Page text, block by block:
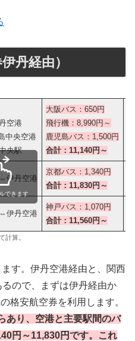
丹経由）
空港
中央空港
央駅
大阪バス：650円
飛行機：8,990円～
鹿児島バス：1,500円
合計：11,140円～
伊丹空港
京都バス： 1,340円
合計：11,830円～
伊丹空港
神戸バス： 1,070円
合計：11,560円～
できます
計算。
す。伊丹空港経由と、関西
ので、まずは伊丹経由か
格安航空券を利用します。
あり、空港と主要駅間のバ
円～11,830円です。これ